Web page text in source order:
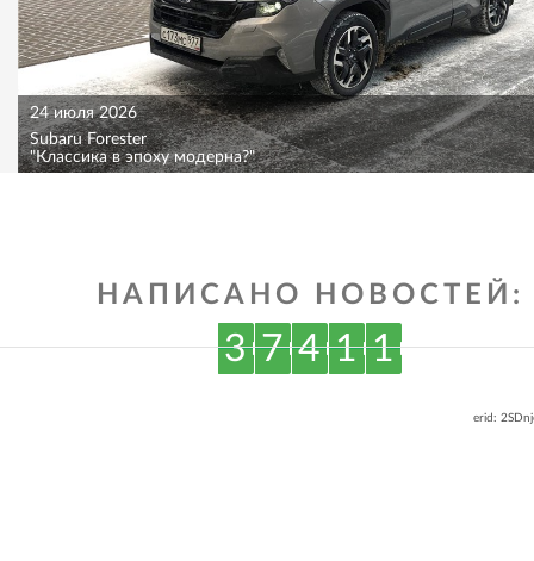
24 июля 2026
Subaru Forester
"Классика в эпоху модерна?"
НАПИСАНО НОВОСТЕЙ:
3 7 4 1 1
erid: